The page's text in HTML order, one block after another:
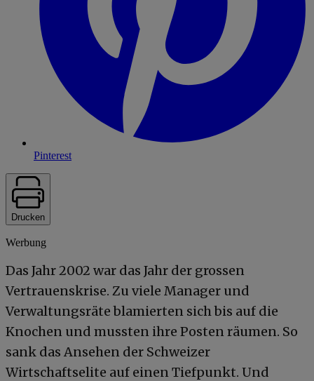
Pinterest
Drucken
Werbung
Das Jahr 2002 war das Jahr der grossen
Vertrauenskrise. Zu viele Manager und
Verwaltungsräte blamierten sich bis auf die
Knochen und mussten ihre Posten räumen. So
sank das Ansehen der Schweizer
Wirtschaftselite auf einen Tiefpunkt. Und